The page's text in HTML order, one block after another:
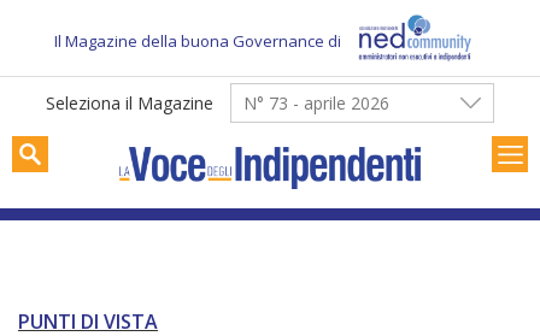
content
Il Magazine della buona Governance di
Seleziona il Magazine N° 73 - aprile 2026
PUNTI DI VISTA